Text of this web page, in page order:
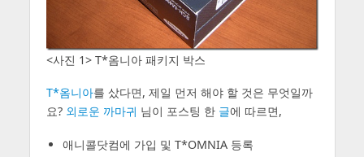
<사진 1> T*옴니아 패키지 박스
T*옴니아를 샀다면, 제일 먼저 해야 할 것은 무엇일까
요? 외로운 까마귀 님이 포스팅 한 글에 따르면,
애니콜닷컴에 가입 및 T*OMNIA 등록